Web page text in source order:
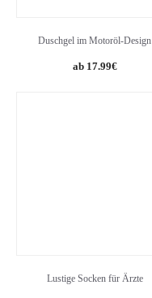
Duschgel im Motoröl-Design
17.99€
Lustige Socken für Ärzte